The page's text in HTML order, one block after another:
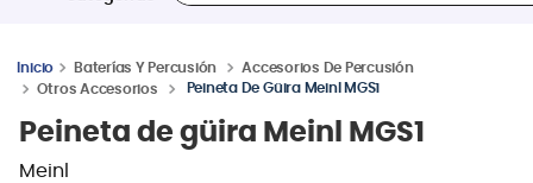
Baterías Y Percusión
Accesorios De Percusión
Otros Accesorios
Peineta De Güira Meinl MGS1
Peineta de güira Meinl MGS1
Meinl